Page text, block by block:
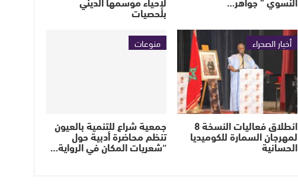
بلحصيات
أخبار الصحراء
انطلاق فعاليات النسخة 8
لمهرجان السمارة للكوميديا
الحسانية
منوعات
جمعية شراع للتنمية بالعيون
تنظم محاضرة أدبية حول
“شعريات المكان في الرواية…